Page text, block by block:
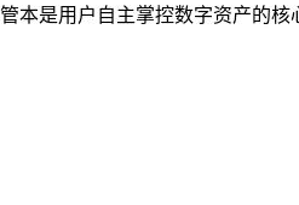
本是用户自主掌控数字资产的核